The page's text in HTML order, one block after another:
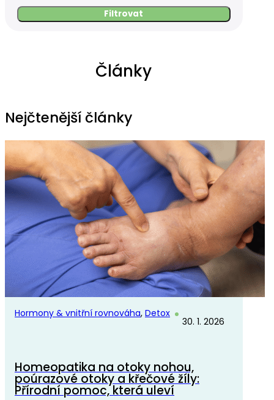
Filtrovat
Články
Nejčtenější články
Hormony & vnitřní rovnováha, Detox
30. 1. 2026
Homeopatika na otoky nohou,
poúrazové otoky a křečové žíly:
Přírodní pomoc, která uleví